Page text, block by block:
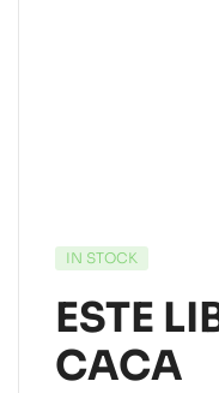
IN STOCK
ESTE
CACA